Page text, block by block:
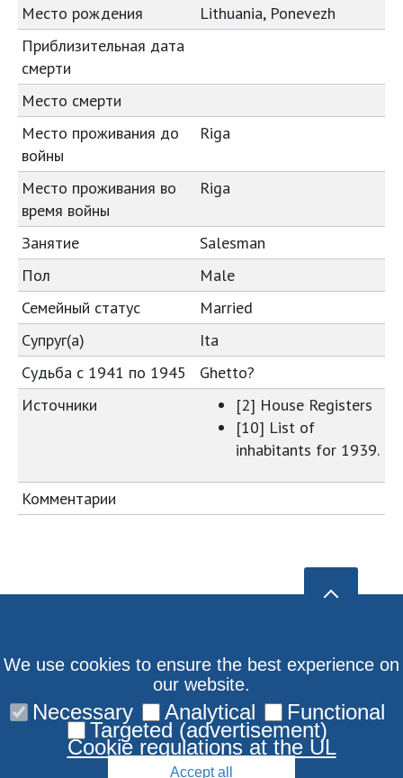
Место рождения
Lithuania, Ponevezh
Приблизительная дата
смерти
Место смерти
Место проживания до
войны
Riga
Место проживания во
время войны
Riga
Занятие
Salesman
Пол
Male
Семейный статус
Married
Супруг(а)
Ita
Судьба с 1941 по 1945
Ghetto?
Источники
[2] House Registers
[10] List of
inhabitants for 1939.
Комментарии
We use cookies to ensure the best experience on
our website.
Necessary Analytical Functional
Targeted (advertisement)
Cookie regulations at the UL
Accept all